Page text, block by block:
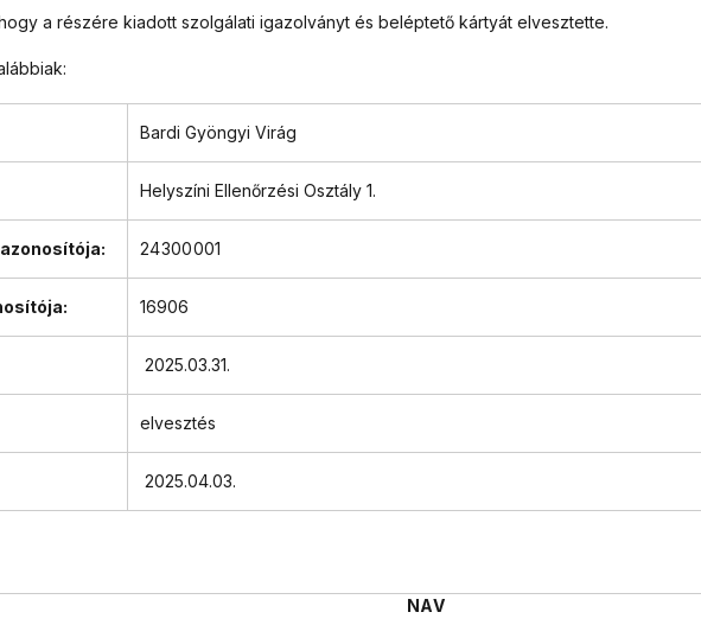
a részére kiadott szolgálati igazolványt és beléptető kártyát elvesztette.
Bardi Gyöngyi Virág
Helyszíni Ellenőrzési Osztály 1.
24300001
16906
2025.03.31.
elvesztés
2025.04.03.
NAV